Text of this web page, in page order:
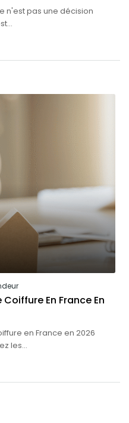
n'est pas une décision
Coiffure En France En
en France en 2026
les...